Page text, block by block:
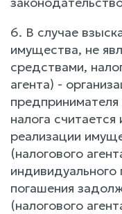
6. В случае
имущества, не
средствами,
агента) -
предпринимателя
налога
реализации
(налогового
погашения
(налогового